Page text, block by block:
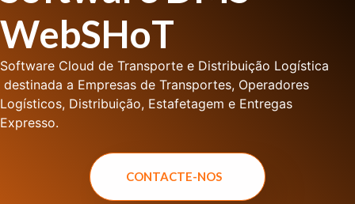
WebSHoT
Software Cloud de Transporte e Distribuição Logística
destinada a Empresas de Transportes, Operadores
Logísticos, Distribuição, Estafetagem e Entregas
Expresso.
CONTACTE-NOS